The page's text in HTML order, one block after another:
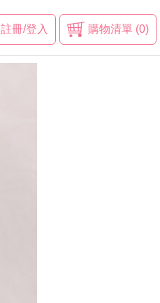
購物清單 (0)
註冊/登入